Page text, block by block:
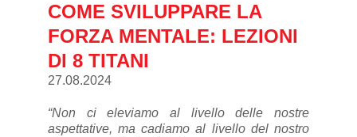
COME SVILUPPARE LA
FORZA MENTALE: LEZIONI
DI 8 TITANI
27.08.2024
“Non ci eleviamo al livello delle nostre
aspettative, ma cadiamo al livello del nostro